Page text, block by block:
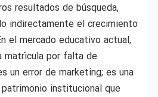
resultados de búsqueda,
indirectamente el crecimiento
el mercado educativo actual,
matrícula por falta de
un error de marketing; es una
institucional que